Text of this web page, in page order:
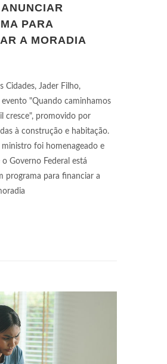
PARA
A MORADIA
Cidades, Jader Filho,
"Quando caminhamos
cresce", promovido por
à construção e habitação.
ministro foi homenageado e
Governo Federal está
programa para financiar a